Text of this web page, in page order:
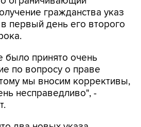
гражданства указ
первый день его второго
было принято очень
по вопросу о праве
мы вносим коррективы,
несправедливо", -